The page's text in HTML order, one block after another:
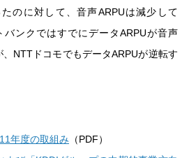
のに対して、音声ARPUは減少して
ンクではすでにデータARPUが音声
NTTドコモでもデータARPUが逆転す
年度の取組み （PDF）